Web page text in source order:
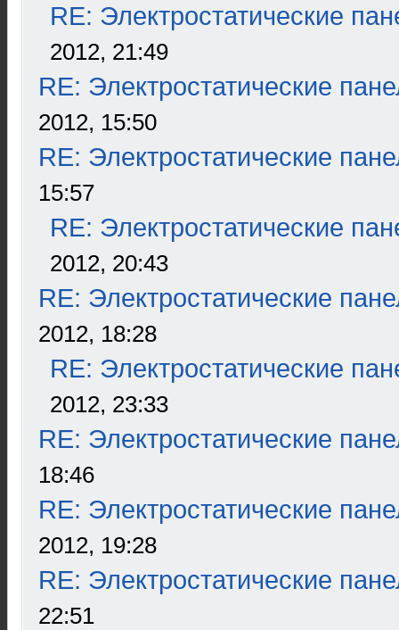
RE: Электростатические
2012, 21:49
RE: Электростатические
2012, 15:50
RE: Электростатические
15:57
RE: Электростатические
2012, 20:43
RE: Электростатические
2012, 18:28
RE: Электростатические
2012, 23:33
RE: Электростатические
18:46
RE: Электростатические
2012, 19:28
RE: Электростатические
22:51